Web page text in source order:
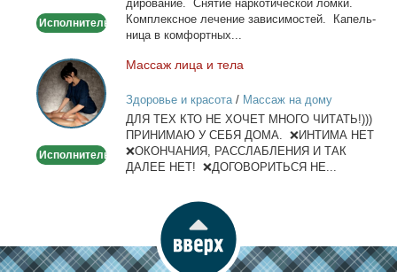
Исполнитель
ди­ро­ва­ние. Сня­тие нар­ко­ти­че­ской лом­ки.
Ком­плекс­ное ле­че­ние за­ви­си­мо­стей. Ка­пель­
ни­ца в ком­форт­ных...
Массаж
лица
и
тела
Исполнитель
Мас­саж ли­ца и те­ла
Здоровье и красота/ Массаж на дому
ДЛЯ ТЕХ КТО НЕ ХОЧЕТ МНОГО ЧИТАТЬ!)))
ПРИНИМАЮ У СЕБЯ ДОМА. ❌ИНТИМА НЕТ
❌ОКОНЧАНИЯ, РАССЛАБЛЕНИЯ И ТАК
ДАЛЕЕ НЕТ! ❌ДОГОВОРИТЬСЯ НЕ...